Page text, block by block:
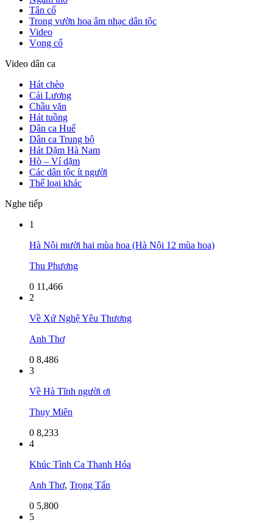
Tân cổ
Trong vườn hoa âm nhạc dân tộc
Video
Vọng cổ
Video dân ca
Hát chèo
Cải Lương
Chầu văn
Hát tuồng
Dân ca Huế
Dân ca Trung bộ
Hát Dặm Hà Nam
Hò – Ví dặm
Các dân tộc ít người
Thể loại khác
Nghe tiếp
1
Hà Nội mười hai mùa hoa (Hà Nội 12 mùa hoa)
Thu Phương
0 11,466
2
Về Xứ Nghệ Yêu Thương
Anh Thơ
0 8,486
3
Về Hà Tĩnh người ơi
Thụy Miên
0 8,233
4
Khúc Tình Ca Thanh Hóa
Anh Thơ, Trọng Tấn
0 5,800
5